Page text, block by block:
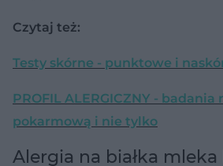
Czytaj też:
Testy skórne - punktowe i
PROFIL ALERGICZNY - badania
pokarmową i nie tylko
Alergia na białka